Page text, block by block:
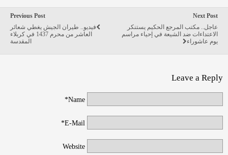
Previous Post
فيديو.. طيران الجيش يغطي شعائر
العاشر من محرم 1437 في كربلاء
المقدسة
Next Post
عاجل.. مكتب المرجع الحكيم يستنكر
الاعتداءات ضد الشيعة في إحياء مراسم
يوم عاشوراء
Leave a Reply
Name*
E-Mail*
Website